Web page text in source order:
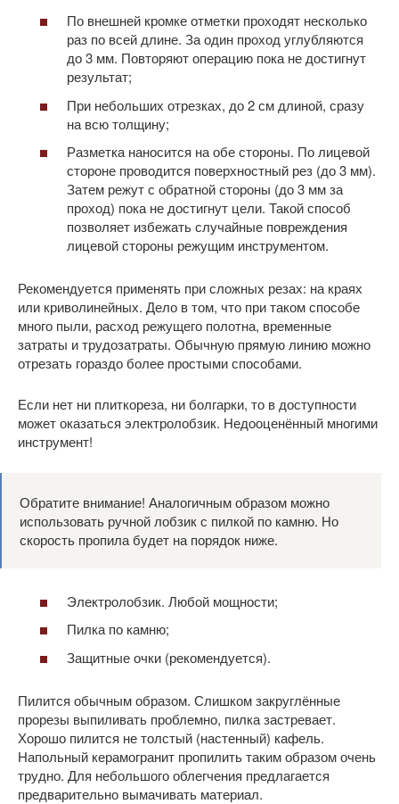
По внешней кромке отметки проходят несколько
раз по всей длине. За один проход углубляются
до 3 мм. Повторяют операцию пока не достигнут
результат;
При небольших отрезках, до 2 см длиной, сразу
на всю толщину;
Разметка наносится на обе стороны. По лицевой
стороне проводится поверхностный рез (до 3 мм).
Затем режут с обратной стороны (до 3 мм за
проход) пока не достигнут цели. Такой способ
позволяет избежать случайные повреждения
лицевой стороны режущим инструментом.
Рекомендуется применять при сложных резах: на краях
или криволинейных. Дело в том, что при таком способе
много пыли, расход режущего полотна, временные
затраты и трудозатраты. Обычную прямую линию можно
отрезать гораздо более простыми способами.
Если нет ни плиткореза, ни болгарки, то в доступности
может оказаться электролобзик. Недооценённый многими
инструмент!
Обратите внимание! Аналогичным образом можно
использовать ручной лобзик с пилкой по камню. Но
скорость пропила будет на порядок ниже.
Электролобзик. Любой мощности;
Пилка по камню;
Защитные очки (рекомендуется).
Пилится обычным образом. Слишком закруглённые
прорезы выпиливать проблемно, пилка застревает.
Хорошо пилится не толстый (настенный) кафель.
Напольный керамогранит пропилить таким образом очень
трудно. Для небольшого облегчения предлагается
предварительно вымачивать материал.